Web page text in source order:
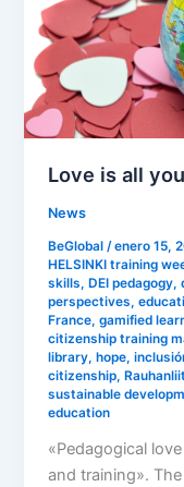
Love is all
News
BeGlobal/enero 15,
HELSINKI training
skills, DEI pedagogy,
perspectives,
France,gamified
citizenship training
library, hope,
citizenship,
sustainable
education
«Pedagogical
and training».
need:
BeGlobal